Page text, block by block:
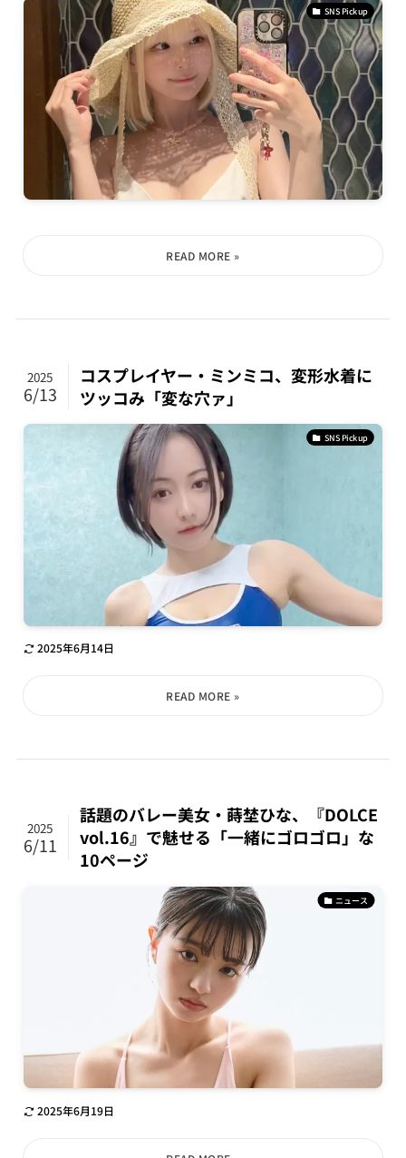
SNS Pickup
コスプレイヤー・ミンミコ、変形水着に
ツッコみ「変な穴ァ」
2025
6/13
SNS Pickup
2025年6月14日
話題のバレー美女・蒔埜ひな、『DOLCE
vol.16』で魅せる「一緒にゴロゴロ」な
10ページ
2025
6/11
ニュース
2025年6月19日